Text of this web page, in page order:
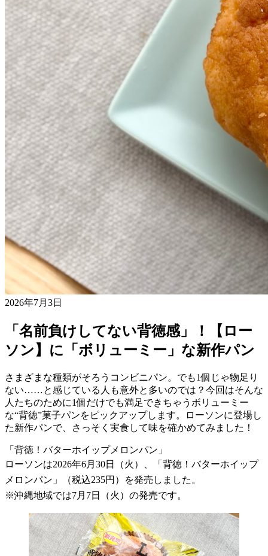
2026年7月3日
「名前負けしてない背徳感」！【ロー
ソン】に「ボリューミー」な新作パン
さまざまな種類がそろうコンビニパン。でも1個じゃ物足り
ない……と感じている人も意外と多いのでは？今回はそんな
人たちのために1個だけでも満足できちゃうボリューミー
な“背徳”菓子パンをピックアップします。ローソンに登場し
た新作パンで、さっそく実食して味を確かめてみました！
「背徳！バターホイップメロンパン」
ローソンは2026年6月30日（火）、「背徳！バターホイップ
メロンパン」（税込235円）を発売しました。
※沖縄地域では7月7日（火）の発売です。